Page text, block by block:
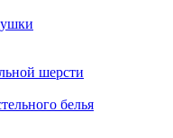
шерсти
белья